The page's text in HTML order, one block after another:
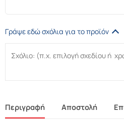
Γράψε εδώ σχόλια για το προϊόν
Περιγραφή Αποστολή